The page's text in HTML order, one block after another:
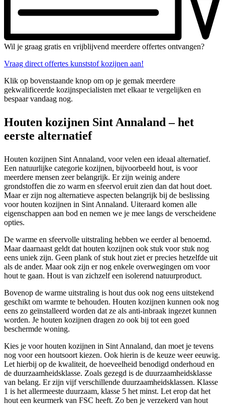
Wil je graag gratis en vrijblijvend meerdere offertes ontvangen?
Vraag direct offertes kunststof kozijnen aan!
Klik op bovenstaande knop om op je gemak meerdere
gekwalificeerde kozijnspecialisten met elkaar te vergelijken en
bespaar vandaag nog.
Houten kozijnen Sint Annaland – het
eerste alternatief
Houten kozijnen Sint Annaland, voor velen een ideaal alternatief.
Een natuurlijke categorie kozijnen, bijvoorbeeld hout, is voor
meerdere mensen zeer belangrijk. Er zijn weinig andere
grondstoffen die zo warm en sfeervol eruit zien dan dat hout doet.
Maar er zijn nog alternatieve aspecten belangrijk bij de beslissing
voor houten kozijnen in Sint Annaland. Uiteraard komen alle
eigenschappen aan bod en nemen we je mee langs de verscheidene
opties.
De warme en sfeervolle uitstraling hebben we eerder al benoemd.
Maar daarnaast geldt dat houten kozijnen ook stuk voor stuk nog
eens uniek zijn. Geen plank of stuk hout ziet er precies hetzelfde uit
als de ander. Maar ook zijn er nog enkele overwegingen om voor
hout te gaan. Hout is van zichzelf een isolerend natuurproduct.
Bovenop de warme uitstraling is hout dus ook nog eens uitstekend
geschikt om warmte te behouden. Houten kozijnen kunnen ook nog
eens zo geïnstalleerd worden dat ze als anti-inbraak ingezet kunnen
worden. Je houten kozijnen dragen zo ook bij tot een goed
beschermde woning.
Kies je voor houten kozijnen in Sint Annaland, dan moet je tevens
nog voor een houtsoort kiezen. Ook hierin is de keuze weer eeuwig.
Let hierbij op de kwaliteit, de hoeveelheid benodigd onderhoud en
de duurzaamheidsklasse. Zoals gezegd is de duurzaamheidsklasse
van belang. Er zijn vijf verschillende duurzaamheidsklassen. Klasse
1 is het allermeeste duurzaam, klasse 5 het minst. Let erop dat het
hout een keurmerk van FSC heeft. Zo ben je verzekerd van hout